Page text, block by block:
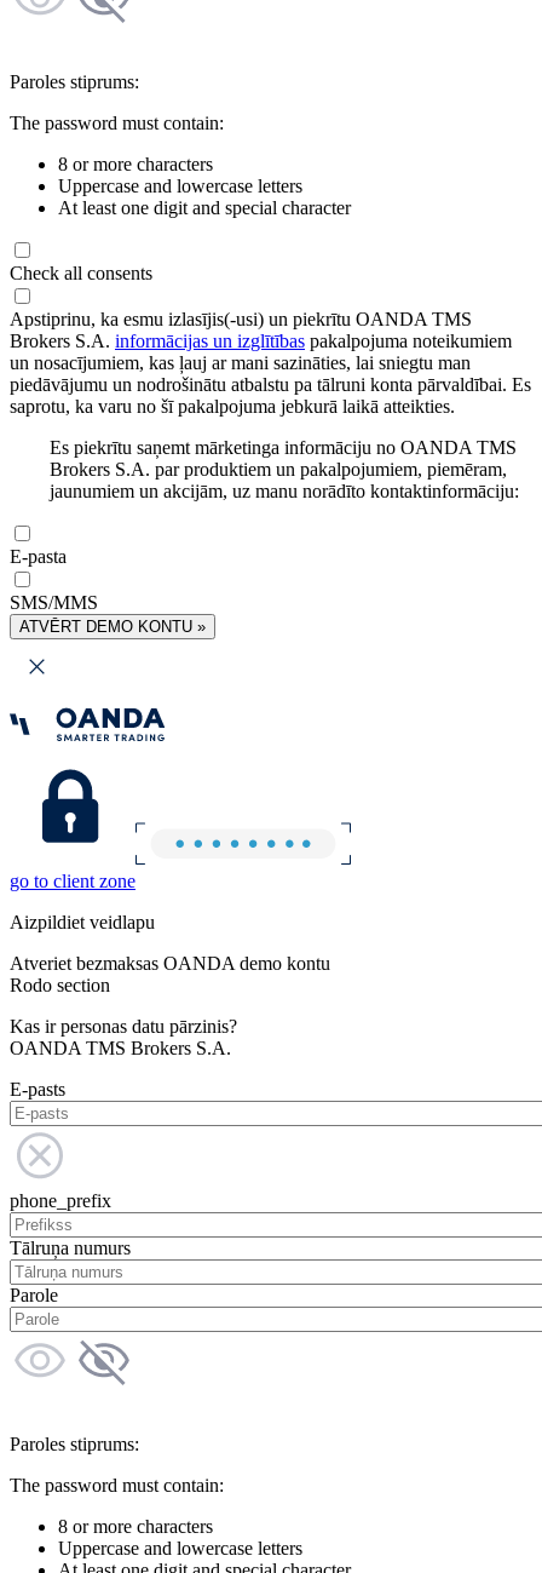
Paroles stiprums:
The password must contain:
8 or more characters
Uppercase and lowercase letters
At least one digit and special character
Check all consents
Apstiprinu, ka esmu izlasījis(-usi) un piekrītu OANDA TMS
Brokers S.A. informācijas un izglītības pakalpojuma noteikumiem
un nosacījumiem, kas ļauj ar mani sazināties, lai sniegtu man
piedāvājumu un nodrošinātu atbalstu pa tālruni konta pārvaldībai. Es
saprotu, ka varu no šī pakalpojuma jebkurā laikā atteikties.
Es piekrītu saņemt mārketinga informāciju no OANDA TMS
Brokers S.A. par produktiem un pakalpojumiem, piemēram,
jaunumiem un akcijām, uz manu norādīto kontaktinformāciju:
E-pasta
SMS/MMS
ATVĒRT DEMO KONTU »
go to client zone
Aizpildiet veidlapu
Atveriet bezmaksas OANDA demo kontu
Rodo section
Kas ir personas datu pārzinis?
OANDA TMS Brokers S.A.
E-pasts
phone_prefix
Tālruņa numurs
Parole
Paroles stiprums:
The password must contain:
8 or more characters
Uppercase and lowercase letters